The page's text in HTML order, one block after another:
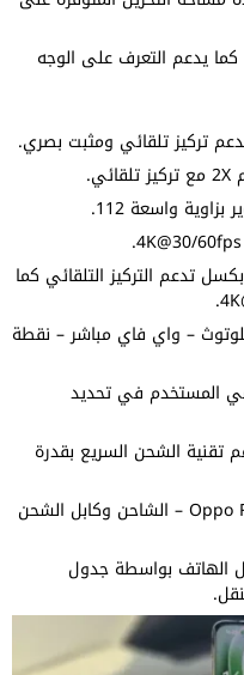
يدعم التعرف على الوجه
الامامية بدقة 32 ميجابكسل تدعم التركيز التلقائي كما
– واي فاي مباشر – نقطة
المستخدم في تحديد
امبير تدعم تقنية الشحن السريع بقدرة
محتويات العلبة: هاتف Oppo Reno11 Pro – الشاحن وكابل الشحن
الهاتف بواسطة جدول